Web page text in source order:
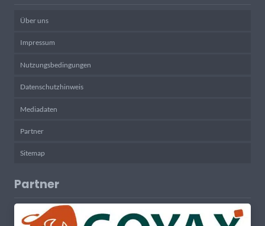
Über uns
Impressum
Nutzungsbedingungen
Datenschutzhinweis
Mediadaten
Partner
Sitemap
Partner